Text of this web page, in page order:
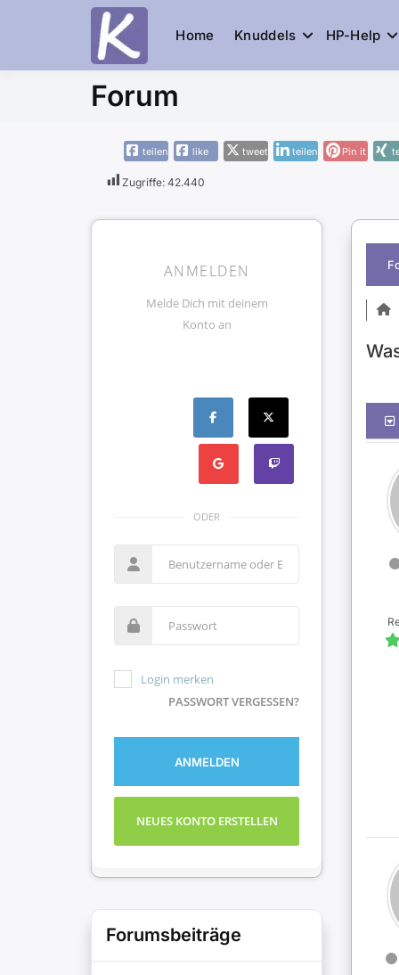
die Community
Home Knuddels HP-Help
Forum
teilen like tweet teilen Pin it
Zugriffe: 42.440
ANMELDEN
Melde Dich mit deinem
Konto an
ODER
Login merken
PASSWORT VERGESSEN?
ANMELDEN
NEUES KONTO ERSTELLEN
Forumsbeiträge